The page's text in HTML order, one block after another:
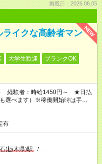
掲載日：2026.08.05
NEW
イクな高齢者マン
大学生歓迎
ブランクOK
経験者：時給1450円～ ★日払
選べます）※稼働開始時は手続き
。
有
(栃木県)駅 / …